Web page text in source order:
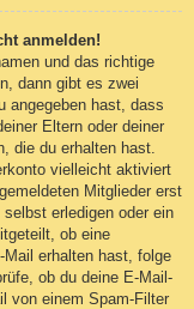
anmelden!
und das richtige
dann gibt es zwei
angegeben hast, dass
Eltern oder deiner
die du erhalten hast.
vielleicht aktiviert
Mitglieder erst
erledigen oder ein
ob eine
erhalten hast, folge
ob du deine E-Mail-
von einem Spam-Filter